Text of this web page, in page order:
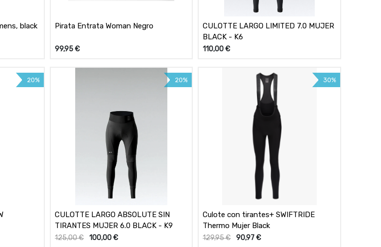
black Pirata Entrata Woman Negro
99,95€
CULOTTE LARGO LIMITED 7.0 MUJER
BLACK - K6
110,00€
20% 20%
CULOTTE LARGO ABSOLUTE SIN
TIRANTES MUJER 6.0 BLACK - K9
125,00€ 100,00€
30%
Culote con tirantes+ SWIFTRIDE
Thermo Mujer Black
129,95€ 90,97€